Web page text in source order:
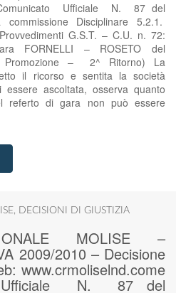
Comunicato Ufficiale N. 87 del
Disciplinare 5.2.1.
G.S.T. – C.U. n. 72:
FORNELLI – ROSETO del
Promozione – 2^ Ritorno) La
il ricorso e sentita la società
ascoltata, osserva quanto
referto di gara non può essere
, DECISIONI DI GIUSTIZIA
MOLISE –
2009/2010 – Decisione
www.crmoliselnd.come
Ufficiale N. 87 del